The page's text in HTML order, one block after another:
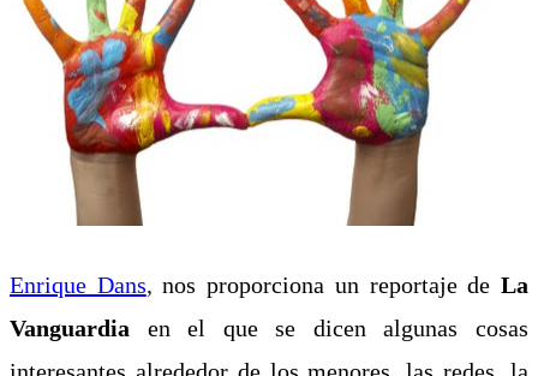
Enrique Dans,nos proporciona un reportaje de La
Vanguardia en el que se dicen algunas cosas
interesantes alrededor de los menores, las redes, la